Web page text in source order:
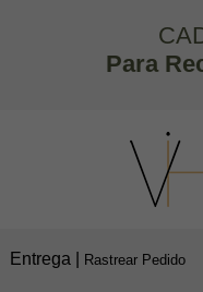
Para
Entrega | Rastrear Pedido